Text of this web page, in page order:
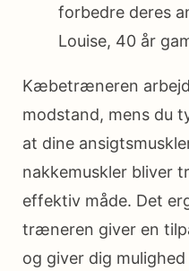
forbedre deres
Louise, 40 år
Kæbetræneren
modstand, mens du
at dine
nakkemuskler bliver
effektiv måde. Det
træneren giver en
og giver dig